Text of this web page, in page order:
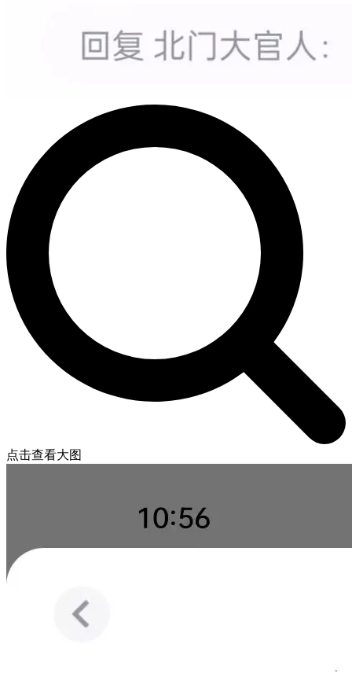
点击查看大图